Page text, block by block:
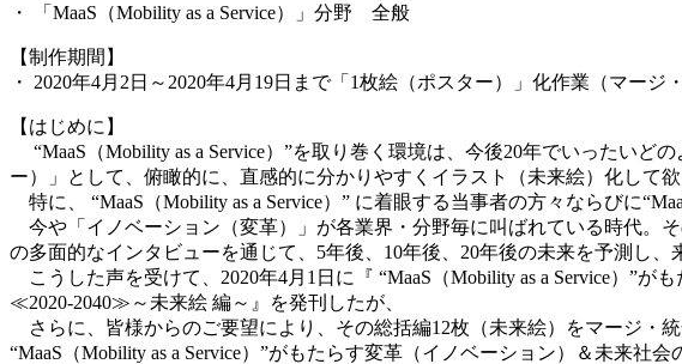
・ 「MaaS（Mobility as a Service）」分野 全般
【制作期間】
・ 2020年4月2日～2020年4月19日まで「1枚絵（ポスター）」化作業（マージ
【はじめに】
“MaaS（Mobility as a Service）”を取り巻く環境は、今後20年でいったい
ー）」として、俯瞰的に、直感的に分かりやすくイラスト（未来絵）化して
特に、 “MaaS（Mobility as a Service）” に着眼する当事者の方々ならびに
今や「イノベーション（変革）」が各業界・分野毎に叫ばれている時代。
の多面的なインタビューを通じて、5年後、10年後、20年後の未来を予測し
こうした声を受けて、2020年4月1日に『 “MaaS（Mobility as a Service）”が
≪2020‐2040≫～未来絵 編～』を発刊したが、
さらに、皆様からのご要望により、その総括編12枚（未来絵）をマージ
“MaaS（Mobility as a Service）”がもたらす変革（イノベーション）＆未来社